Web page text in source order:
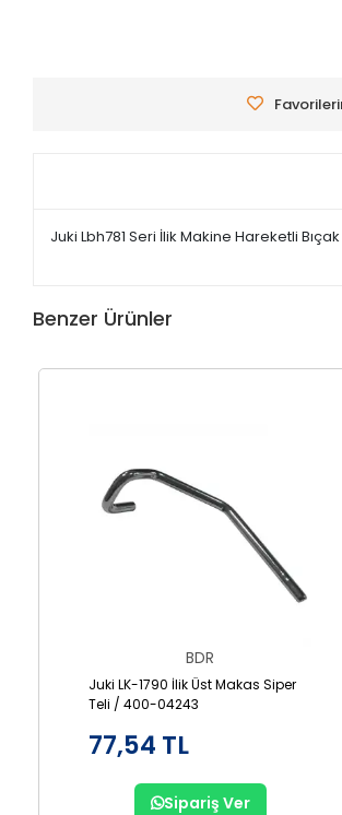
Juki Lbh781 Seri İlik Makine Hareketli
Benzer Ürünler
BDR
Juki LK-1790 İlik Üst Makas Siper
Teli / 400-04243
77,54 TL
Sipariş Ver